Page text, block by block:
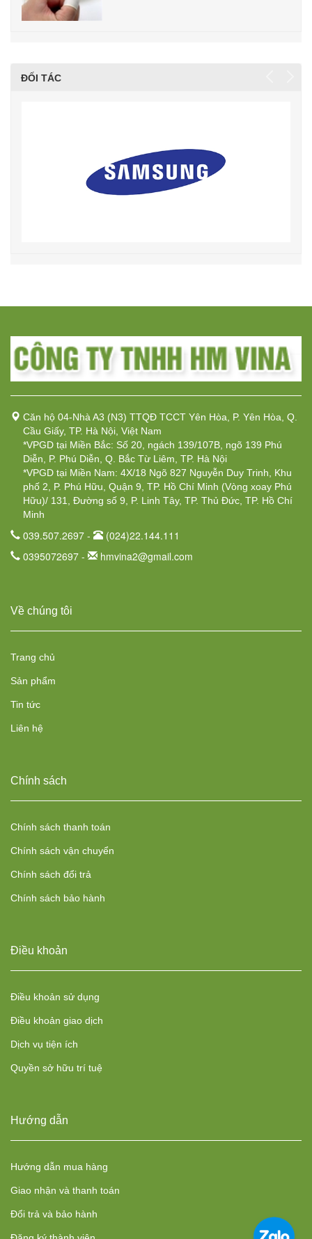
ĐỐI TÁC
Căn hộ 04-Nhà A3 (N3) TTQĐ TCCT Yên Hòa, P. Yên Hòa, Q.
Cầu Giấy, TP. Hà Nội, Việt Nam
*VPGD tại Miền Bắc: Số 20, ngách 139/107B, ngõ 139 Phú
Diễn, P. Phú Diễn, Q. Bắc Từ Liêm, TP. Hà Nội
*VPGD tại Miền Nam: 4X/18 Ngõ 827 Nguyễn Duy Trinh, Khu
phố 2, P. Phú Hữu, Quận 9, TP. Hồ Chí Minh (Vòng xoay Phú
Hữu)/ 131, Đường số 9, P. Linh Tây, TP. Thủ Đức, TP. Hồ Chí
Minh
039.507.2697 -
(024)22.144.111
0395072697 -
hmvina2@gmail.com
Về chúng tôi
Trang chủ
Sản phẩm
Tin tức
Liên hệ
Chính sách
Chính sách thanh toán
Chính sách vận chuyển
Chính sách đổi trả
Chính sách bảo hành
Điều khoản
Điều khoản sử dụng
Điều khoản giao dịch
Dịch vụ tiện ích
Quyền sở hữu trí tuệ
Hướng dẫn
Hướng dẫn mua hàng
Giao nhận và thanh toán
Đổi trả và bảo hành